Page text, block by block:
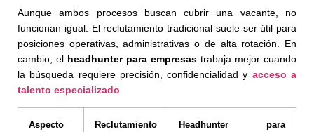
Aunque ambos procesos buscan cubrir una vacante, no
funcionan igual. El reclutamiento tradicional suele ser útil para
posiciones operativas, administrativas o de alta rotación. En
cambio, el headhunter para empresas trabaja mejor cuando
la búsqueda requiere precisión, confidencialidad y acceso a
talento especializado
Aspecto
Reclutamiento
Headhunter para